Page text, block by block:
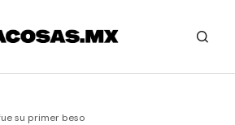
su primer beso